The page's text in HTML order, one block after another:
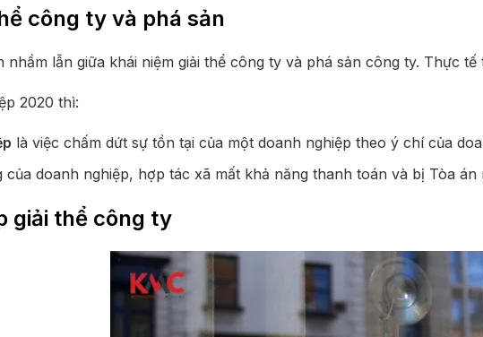
công ty và phá sản
nhầm lẫn giữa khái niệm giải thể công ty và phá sản công ty. Thực
2020 thì:
là việc chấm dứt sự tồn tại của một doanh nghiệp theo ý chí của
của doanh nghiệp, hợp tác xã mất khả năng thanh toán và bị Tòa
giải thể công ty